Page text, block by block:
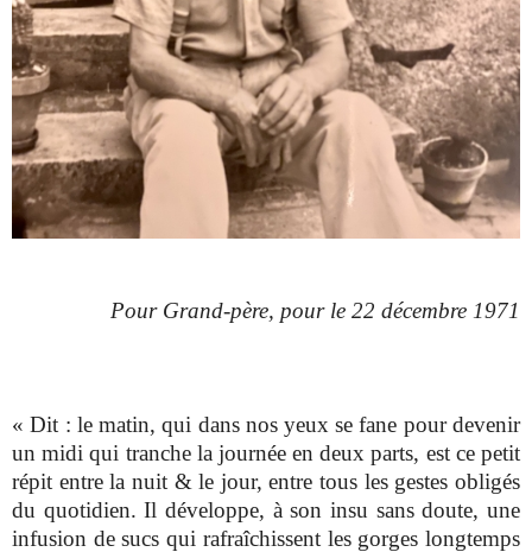
Pour Grand-père, pour le 22 décembre 1971
«Dit : le matin, qui dans nos yeux se fane pour devenir
un midi qui tranche la journée en deux parts, est ce petit
répit entre la nuit & le jour, entre tous les gestes obligés
du quotidien. Il développe, à son insu sans doute, une
infusion de sucs qui rafraîchissent les gorges longtemps